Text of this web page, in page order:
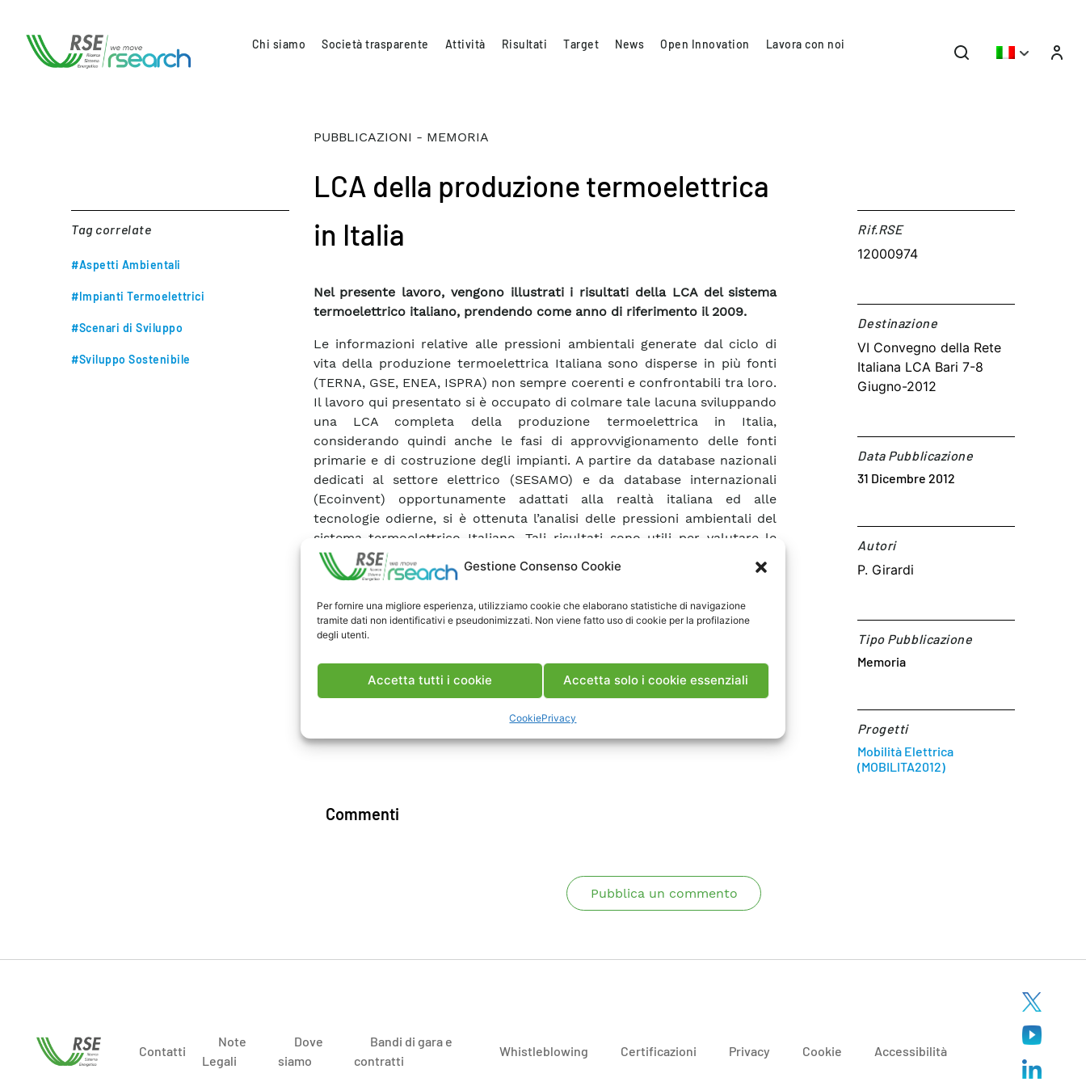
Gestione Consenso Cookie
Per fornire una migliore esperienza, utilizziamo cookie che elaborano statistiche di navigazione
tramite dati non identificativi e pseudonimizzati. Non viene fatto uso di cookie per la profilazione
degli utenti.
Accetta tutti i cookie Accetta solo i cookie essenziali
CookiePrivacy
Chi siamo Società trasparente Attività Risultati Target News Open Innovation Lavora con noi
Tag correlate
#Aspetti Ambientali
#Impianti Termoelettrici
#Scenari di Sviluppo
#Sviluppo Sostenibile
PUBBLICAZIONI - MEMORIA
LCA della produzione termoelettrica
in Italia
Nel presente lavoro, vengono illustrati i risultati della LCA del sistema
termoelettrico italiano, prendendo come anno di riferimento il 2009.
Le informazioni relative alle pressioni ambientali generate dal ciclo di
vita della produzione termoelettrica Italiana sono disperse in più fonti
(TERNA, GSE, ENEA, ISPRA) non sempre coerenti e confrontabili tra loro.
Il lavoro qui presentato si è occupato di colmare tale lacuna sviluppando
una LCA completa della produzione termoelettrica in Italia,
considerando quindi anche le fasi di approvvigionamento delle fonti
primarie e di costruzione degli impianti. A partire da database nazionali
dedicati al settore elettrico (SESAMO) e da database internazionali
(Ecoinvent) opportunamente adattati alla realtà italiana ed alle
tecnologie odierne, si è ottenuta l’analisi delle pressioni ambientali del
sistema termoelettrico Italiano. Tali risultati sono utili per valutare le
ricadute ambientali nuovi sistemi di produzione e di uso finale
dell’energia elettrica. Ci si riferisce da un lato all’aumento dell’uso di
dall’altro, ad esempio, alla diffusione dell’auto elettrica che, con ogni
probabilità, utilizzerà prevalentemente energia termoelettrica per la
Rif.RSE​
12000974
Destinazione​
VI Convegno della Rete
Italiana LCA Bari 7-8
Giugno-2012
Data Pubblicazione
31 Dicembre 2012
Autori​
P. Girardi
Tipo Pubblicazione
Memoria
Progetti
Mobilità Elettrica
(MOBILITA2012)
Commenti
Pubblica un commento
Contatti
Note
Legali
Dove
siamo
Bandi di gara e
contratti
Whistleblowing Certificazioni Privacy Cookie Accessibilità